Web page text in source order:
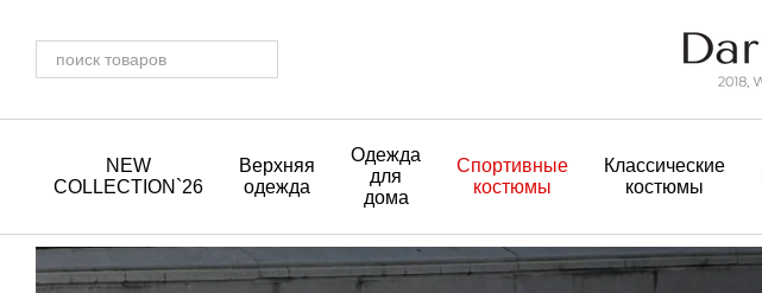
NEW
COLLECTION`26
Верхняя
одежда
Одежда
для
дома
Спортивные
костюмы
Классические
костюмы